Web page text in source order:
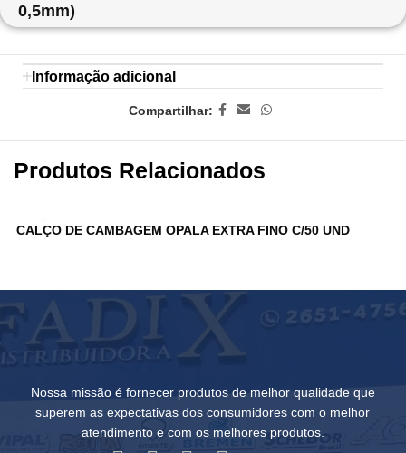
0,5mm)
Informação adicional
Compartilhar:
Produtos Relacionados
CALÇO DE CAMBAGEM OPALA EXTRA FINO C/50 UND
Nossa missão é fornecer produtos de melhor qualidade que
superem as expectativas dos consumidores com o melhor
atendimento e com os melhores produtos.